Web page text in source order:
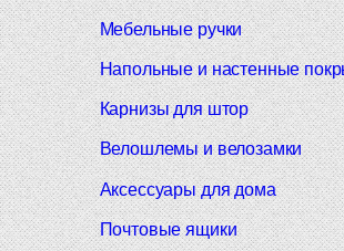
Мебельные ручки
Напольные и настенные
Карнизы для штор
Велошлемы и велозамки
Аксессуары для дома
Почтовые ящики